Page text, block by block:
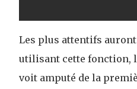
Les plus attentifs auront
utilisant cette fonction,
voit amputé de la